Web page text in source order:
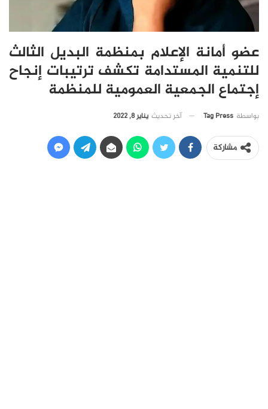
عضو أمانة الإعلام بمنظمة البديل الثالث
للتنمية المستدامة تكشف ترتيبات إنجاح
إجتماع الجمعية العمومية للمنظمة
بواسطة Tag Press آخر تحديث يناير 8, 2022
مشاركة